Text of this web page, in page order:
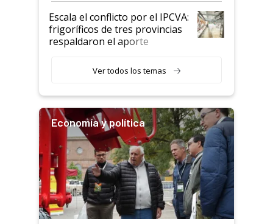
todavía hacen sufrir a estos
animales: "Mientras me
descalificaban, yo seguí
haciendo currículum"
Escala el conflicto por el IPCVA:
frigoríficos de tres provincias
respaldaron el aporte
Ver todos los temas
Economía y política